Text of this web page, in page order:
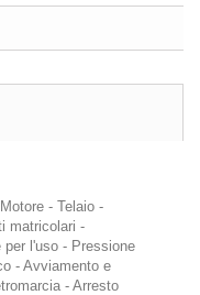
- Telaio -
matricolari -
per l'uso - Pressione
- Avviamento e
- Arresto